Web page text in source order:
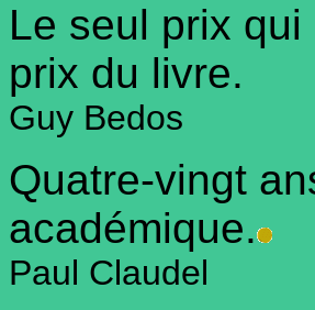
Le seul prix
prix du livre.
Guy Bedos
Quatre-vingt
académique.
Paul Claudel